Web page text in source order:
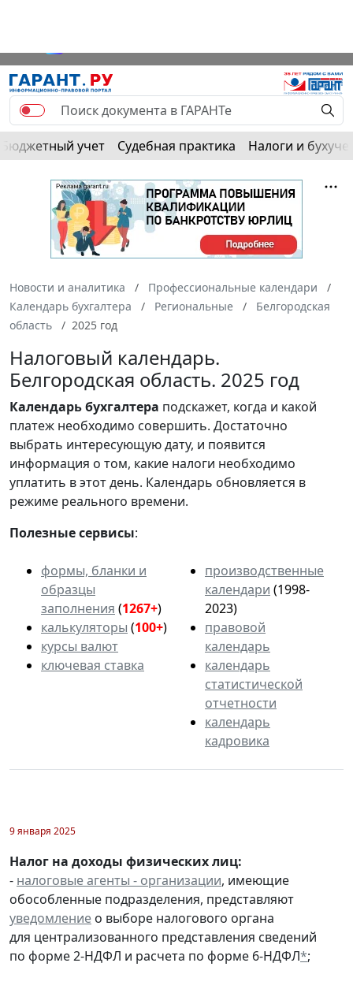
Бюджетный учет Судебная практика Налоги и
Новости и аналитика
Профессиональные календари
Календарь бухгалтера
Региональные
Белгородская
область
2025 год
Налоговый календарь.
Белгородская область. 2025 год
Календарьбухгалтера подскажет, когда и какой
платеж необходимо совершить. Достаточно
выбрать интересующую дату, и появится
информация о том, какие налоги необходимо
уплатить в этот день. Календарь обновляется в
режиме реального времени.
Полезные сервисы:
формы, бланки и
образцы
заполнения (1267+)
калькуляторы (100+)
курсы валют
ключевая ставка
производственные
календари (1998-
2023)
правовой
календарь
календарь
статистической
отчетности
календарь
кадровика
9 января 2025
Налог на доходы физических лиц:
- налоговые агенты - организации, имеющие
обособленные подразделения, представляют
уведомление о выборе налогового органа
для централизованного представления сведений
по форме 2-НДФЛ и расчета по форме 6-НДФЛ*;